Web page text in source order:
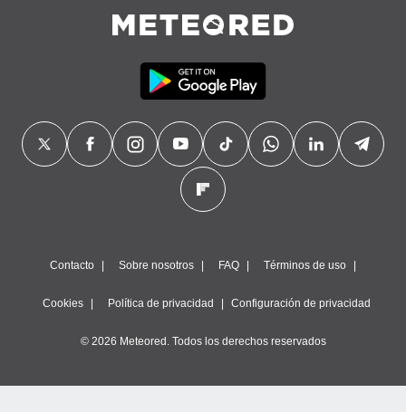
publicidad
de
Contacto Sobre nosotros FAQ Términos de uso
Cookies Política de privacidad Configuración de privacidad
© 2026 Meteored. Todos los derechos reservados